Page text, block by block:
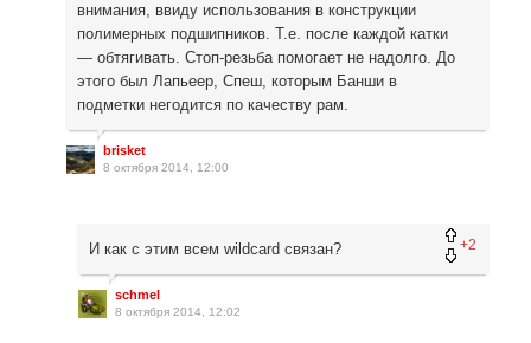
внимания, ввиду использования в конструкции
полимерных подшипников. Т.е. после каждой катки
— обтягивать. Стоп-резьба помогает не надолго. До
этого был Лапьеер, Спеш, которым Банши в
подметки негодится по качеству рам.
brisket
8 октября 2014, 12:00
+2
И как с этим всем wildcard связан?
schmel
8 октября 2014, 12:02